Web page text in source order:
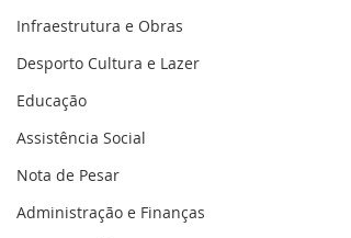
Infraestrutura e Obras
Desporto Cultura e Lazer
Educação
Assistência Social
Nota de Pesar
Administração e Finanças